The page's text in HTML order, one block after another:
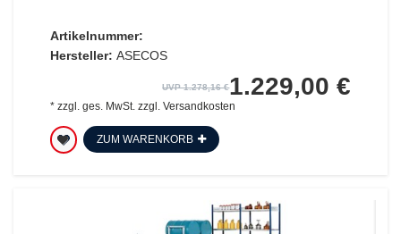
Artikelnummer:
Hersteller: ASECOS
UVP 1.278,16 €1.229,00 €
* zzgl. ges. MwSt. zzgl. Versandkosten
ZUM WARENKORB